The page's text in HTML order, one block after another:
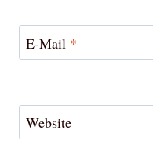
E-Mail *
Website